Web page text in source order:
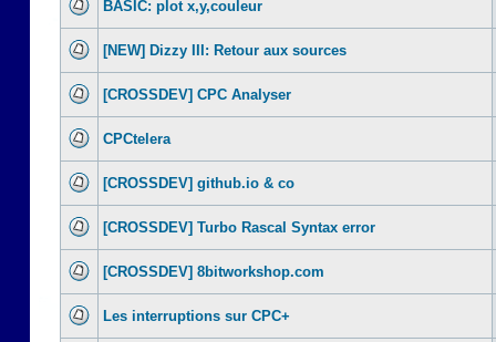
BASIC: plot x,y,couleur
[NEW] Dizzy III: Retour aux sources
[CROSSDEV] CPC Analyser
CPCtelera
[CROSSDEV] github.io & co
[CROSSDEV] Turbo Rascal Syntax error
[CROSSDEV] 8bitworkshop.com
Les interruptions sur CPC+